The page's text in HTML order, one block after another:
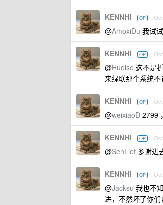
KENNHI OP
@AmoxiDu 我试
KENNHI OP
@Huelse 这不是
来绿联那个系统
KENNHI OP
@weixiaoD 2799
KENNHI OP
@SenLief 多谢进
KENNHI OP
@Jacksu 我也不
进，不然坏了你